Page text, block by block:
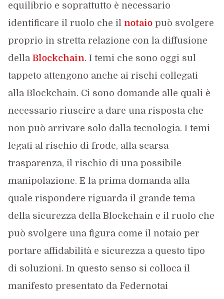
equilibrio e soprattutto è necessario
identificare il ruolo che il notaiopuò svolgere
proprio in stretta relazione con la diffusione
della Blockchain. I temi che sono oggi sul
tappeto attengono anche ai rischi collegati
alla Blockchain. Ci sono domande alle quali è
necessario riuscire a dare una risposta che
non può arrivare solo dalla tecnologia. I temi
legati al rischio di frode, alla scarsa
trasparenza, il rischio di una possibile
manipolazione. E la prima domanda alla
quale rispondere riguarda il grande tema
della sicurezza della Blockchain e il ruolo che
può svolgere una figura come il notaio per
portare affidabilità e sicurezza a questo tipo
di soluzioni. In questo senso si colloca il
manifesto presentato da Federnotai